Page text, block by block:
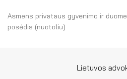
Administracija
Gynėjas
Asmens privataus gyvenimo ir
posėdis (nuotoliu)
Lietuvos